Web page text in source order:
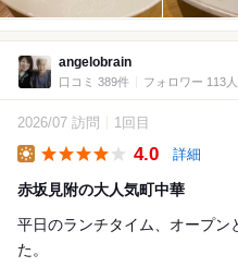
angelobrain
口コミ 389件 フォロワー 113人
2026/07 訪問 1回目
4.0 詳細
赤坂見附の大人気町中華
平日のランチタイム、オープン
た。